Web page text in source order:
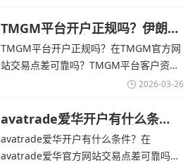
在学习和探索中成长的新手交易者。通过
avatrade官网交易资讯了解，零售企业警
告称，中东地区的冲突正在推高成本，如
TMGM平台开户正规吗？伊朗仍
拒绝与美国直接谈判-TMGM官
网
TMGM平台开户正规吗？在TMGM官方网
站交易点差可靠吗？‌‌‌TMGM平台客户资金
存放在澳大利亚国民银行等顶级银行的独
TMGM官网交易资讯了解，伊朗外交部长
表示，尽管德黑兰高级官员正在审查美国
结束战争的提议
2026-03-26
avatrade爱华开户有什么条
件？亚洲市场交易喜忧参半-
avatrade爱华官网
avatrade爱华开户有什么条件？在
avatrade爱华官方网站交易点差可靠吗？‌‌‌